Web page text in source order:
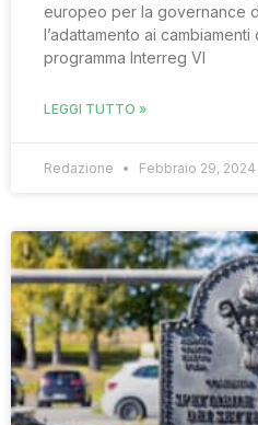
europeo per la governance
l’adattamento ai
programma Interreg VI
LEGGI TUTTO »
Redazione Febbraio 29, 2024